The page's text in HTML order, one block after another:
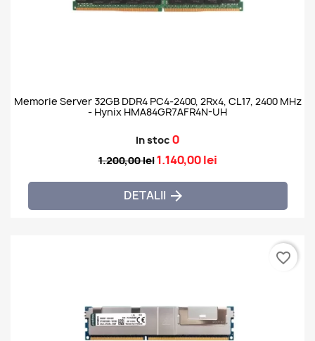
Memorie Server 32GB DDR4 PC4-2400, 2Rx4, CL17, 2400 MHz
- Hynix HMA84GR7AFR4N-UH
In stoc 0
1.200,00 lei1.140,00 lei
DETALII 
favorite_border